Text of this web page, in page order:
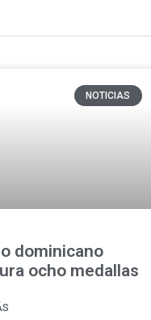
NOTICIAS
dominicano
ocho medallas